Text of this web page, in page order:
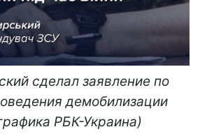
сделал заявление по
демобилизации
РБК-Украина)